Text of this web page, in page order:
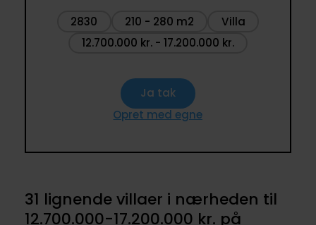
2830 210 - 280 m2
Villa
12.700.000 kr. - 17.200.000 kr.
Ja tak
Opret med egne
31 lignende villaer i nærheden til
12.700.000-17.200.000 kr. på